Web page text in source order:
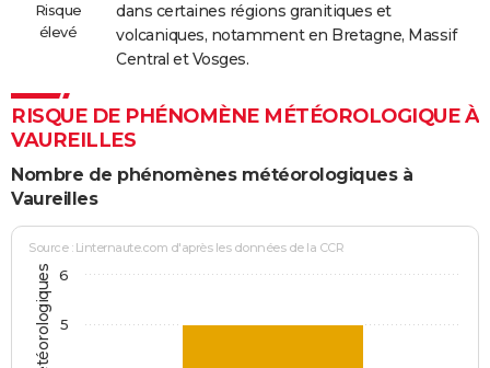
Risque
élevé
dans certaines régions granitiques et
volcaniques, notamment en Bretagne, Massif
Central et Vosges.
RISQUE DE PHÉNOMÈNE MÉTÉOROLOGIQUE À
VAUREILLES
Nombre de phénomènes météorologiques à
Vaureilles
Source : Linternaute.com d'après les données de la CCR
5
6